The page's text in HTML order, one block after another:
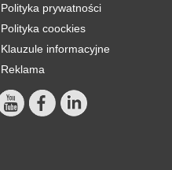
Polityka prywatności
Polityka coockies
Klauzule informacyjne
Reklama